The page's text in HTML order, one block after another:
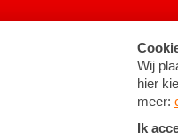
Cookie-instellingen